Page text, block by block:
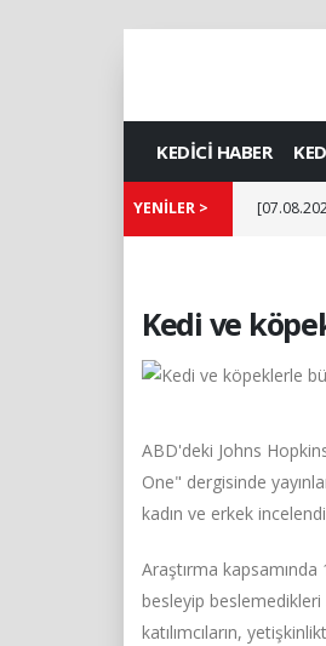
KEDİCİ HABER
YENİLER >
Kedi ve
ABD'deki Johns
One" dergisinde
kadın ve erkek
Araştırma kapsamında
besleyip
katılımcıların,